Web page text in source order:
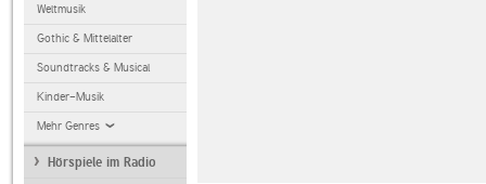
Weltmusik
Gothic & Mittelalter
Soundtracks & Musical
Kinder-Musik
Mehr Genres
Hörspiele im Radio